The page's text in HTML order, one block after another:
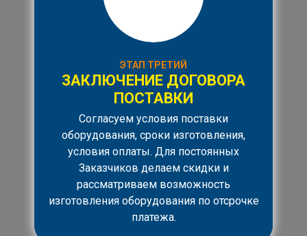
ЭТАП ТРЕТИЙ
ЗАКЛЮЧЕНИЕ ДОГОВОРА
ПОСТАВКИ
Согласуем условия поставки
оборудования, сроки изготовления,
условия оплаты. Для постоянных
Заказчиков делаем скидки и
рассматриваем возможность
изготовления оборудования по отсрочке
платежа.